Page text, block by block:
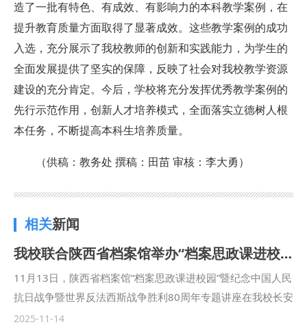
造了一批有特色、有成效、有影响力的本科教学案例， 在
提升教育质量方面取得了显著成效。 这些教学案例的成功
入选，充分展示了我校教师的创新和实践能力，为学生的
全面发展提供了坚实的保障，反映了社会对我校教学资源
建设的充分肯定。 今后，学校将充分发挥优秀教学案例 的
先行示范作用，创新人才培养模式，全面落实立德树人根
本任务，不断提高本科生培养质量。
（供稿：教务处 撰稿：田苗 审核：李大勇）
相关新闻
我校联合陕西省档案馆举办“档案思政课进校园”活动
11月13日，陕西省档案馆“档案思政课进校园”暨纪念中国人民
抗日战争暨世界反法西斯战争胜利80周年专题讲座在我校长安
校区校务楼二楼报告厅举行。陕西省档案馆编研处副处长陈凯
2025-11-14